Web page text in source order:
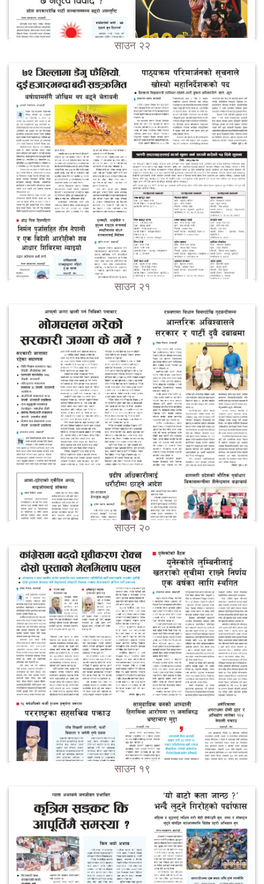
साउन २२
साउन २१
साउन २०
साउन १९